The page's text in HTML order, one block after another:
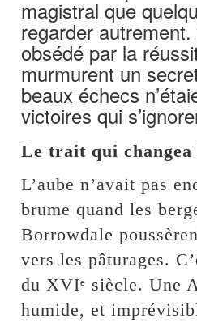
magistral que
regarder
obsédé par la
murmurent un
beaux échecs
victoires qui
Le trait qui changea
L’aube n’avait pas
brume quand les
Borrowdale
vers les pâturages.
du XVIᵉ siècle. Une
humide, et